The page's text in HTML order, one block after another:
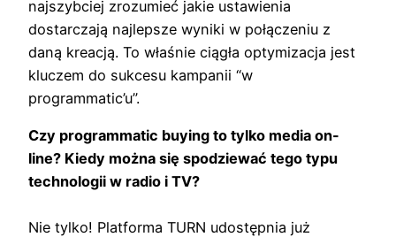
najszybciej zrozumieć jakie ustawienia
dostarczają najlepsze wyniki w połączeniu z
daną kreacją. To właśnie ciągła optymizacja jest
kluczem do sukcesu kampanii “w
programmatic’u”.
Czy programmatic buying to tylko media on-
line? Kiedy można się spodziewać tego typu
technologii w radio i TV?
Nie tylko! Platforma TURN udostępnia już